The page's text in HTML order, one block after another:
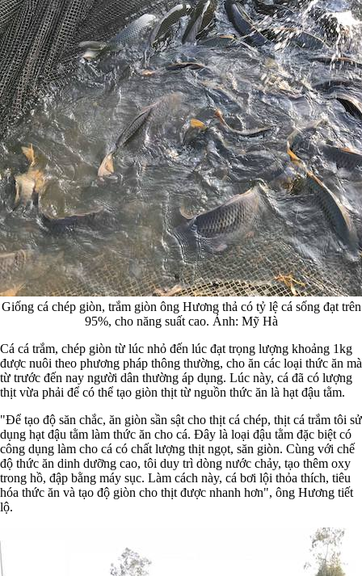
Giống cá chép giòn, trắm giòn ông Hương thả có tỷ lệ cá sống đạt trên
95%, cho năng suất cao. Ảnh: Mỹ Hà
Cá cá trắm, chép giòn từ lúc nhỏ đến lúc đạt trọng lượng khoảng 1kg
được nuôi theo phương pháp thông thường, cho ăn các loại thức ăn mà
từ trước đến nay người dân thường áp dụng. Lúc này, cá đã có lượng
thịt vừa phải để có thể tạo giòn thịt từ nguồn thức ăn là hạt đậu tằm.
"Để tạo độ săn chắc, ăn giòn sần sật cho thịt cá chép, thịt cá trắm tôi sử
dụng hạt đậu tằm làm thức ăn cho cá. Đây là loại đậu tằm đặc biệt có
công dụng làm cho cá có chất lượng thịt ngọt, săn giòn. Cùng với chế
độ thức ăn dinh dưỡng cao, tôi duy trì dòng nước chảy, tạo thêm oxy
trong hồ, đập bằng máy sục. Làm cách này, cá bơi lội thỏa thích, tiêu
hóa thức ăn và tạo độ giòn cho thịt được nhanh hơn", ông Hương tiết
lộ.